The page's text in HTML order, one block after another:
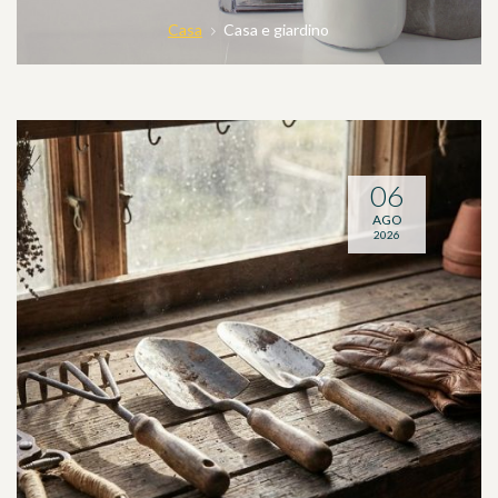
Casa Casa e giardino
06
AGO
2026